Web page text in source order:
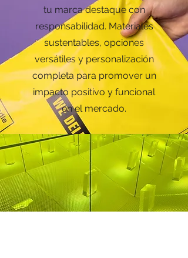
tu marca destaque con
responsabilidad. Materiales
sustentables, opciones
versátiles y personalización
completa para promover un
impacto positivo y funcional
en el mercado.